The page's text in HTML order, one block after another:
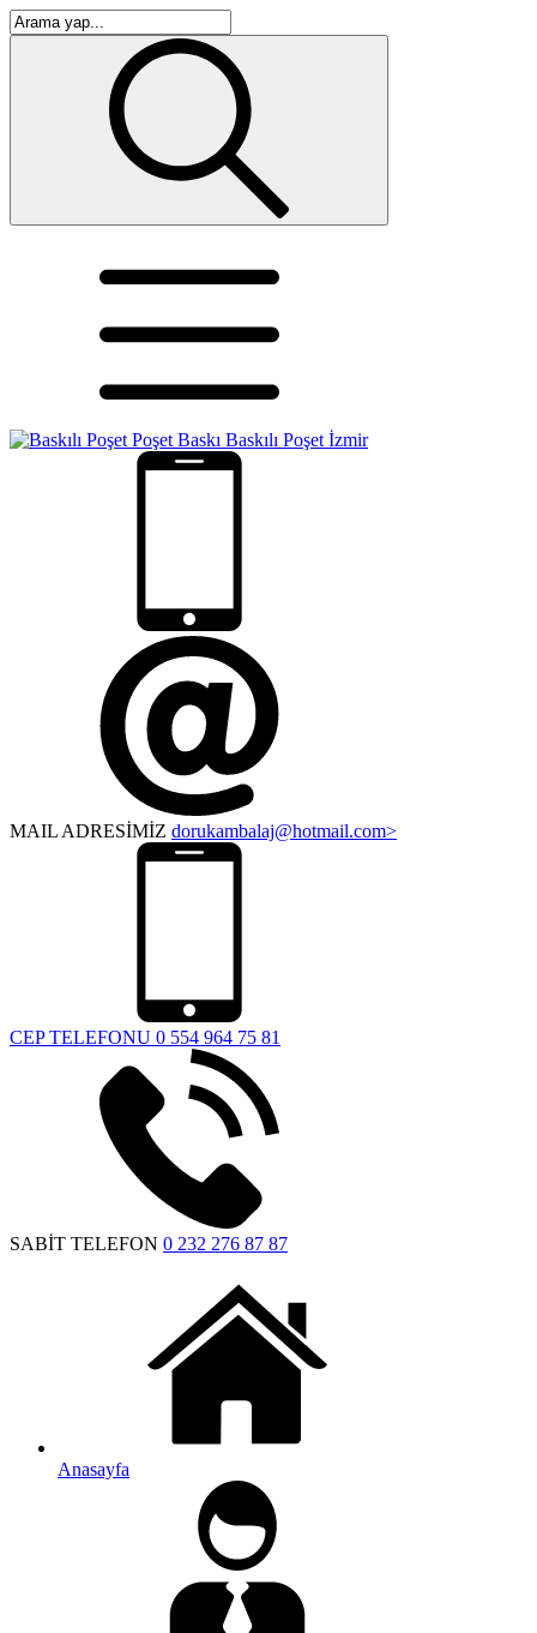
MAIL ADRESİMİZ dorukambalaj@hotmail.com>
CEP TELEFONU 0 554 964 75 81
SABİT TELEFON 0 232 276 87 87
Anasayfa